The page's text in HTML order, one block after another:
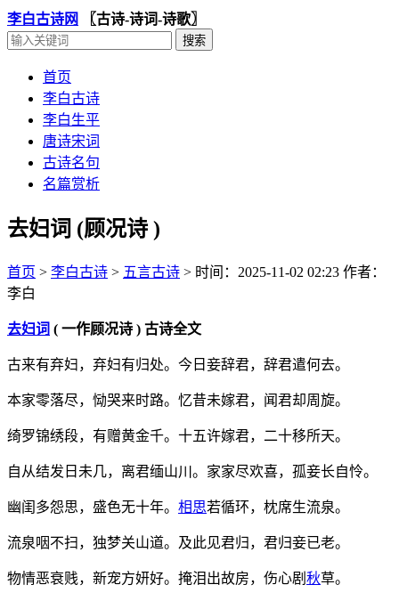
李白古诗网 〖古诗-诗词-诗歌〗
首页
李白古诗
李白生平
唐诗宋词
古诗名句
名篇赏析
去妇词 (顾况诗 )
首页 > 李白古诗 > 五言古诗 > 时间：2025-11-02 02:23 作者：
李白
去妇词 ( 一作顾况诗 ) 古诗全文
古来有弃妇，弃妇有归处。今日妾辞君，辞君遣何去。
本家零落尽，恸哭来时路。忆昔未嫁君，闻君却周旋。
绮罗锦绣段，有赠黄金千。十五许嫁君，二十移所天。
自从结发日未几，离君缅山川。家家尽欢喜，孤妾长自怜。
幽闺多怨思，盛色无十年。 相思若循环，枕席生流泉。
流泉咽不扫，独梦关山道。及此见君归，君归妾已老。
物情恶衰贱，新宠方妍好。掩泪出故房，伤心剧 秋草。